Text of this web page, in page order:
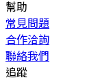
幫助
常見問題
合作洽詢
聯絡我們
追蹤